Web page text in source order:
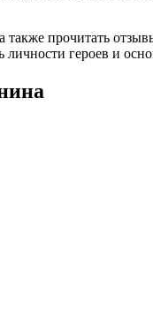
прочитать
героев и